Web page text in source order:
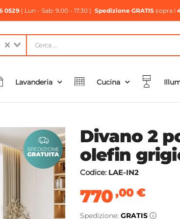
0529| Lun - Sab: 9.00 - 17.30 | Spedizione GRATIS sopra i
Lavanderia Cucina
Divano 2
olefin
Codice: LAE-IN2
770,00€
Spedizione: GRATIS